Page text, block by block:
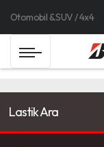
Otomobil & SUV / 4x4
Lastik Ara